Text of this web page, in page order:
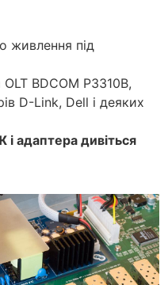
живлення під
BDCOM P3310B,
D-Link, Dell і деяких
адаптера дивіться